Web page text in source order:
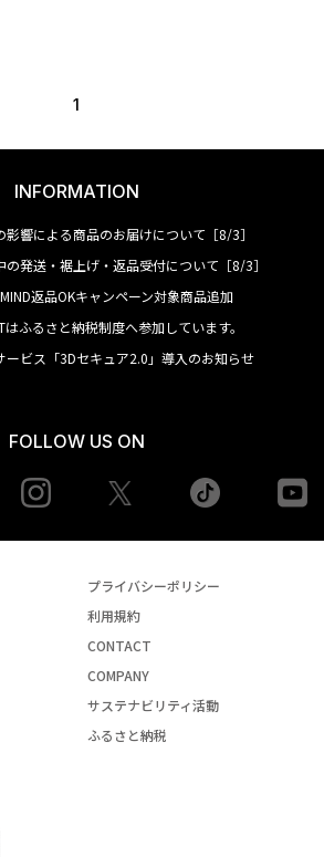
1
INFORMATION
影響による商品のお届けについて［8/3］
の発送・裾上げ・返品受付について［8/3］
MIND返品OKキャンペーン対象商品追加
はふるさと納税制度へ参加しています。
ービス「3Dセキュア2.0」導入のお知らせ
FOLLOW US ON
Instagram tiktok
プライバシーポリシー
利用規約
CONTACT
COMPANY
サステナビリティ活動
ふるさと納税